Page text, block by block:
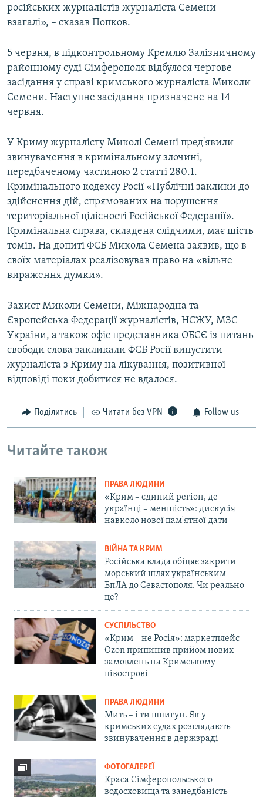
російських журналістів журналіста Семени
взагалі», – сказав Попков.
5 червня, в підконтрольному Кремлю Залізничному
районному суді Сімферополя відбулося чергове
засідання у справі кримського журналіста Миколи
Семени. Наступне засідання призначене на 14
червня.
У Криму журналісту Миколі Семені пред'явили
звинувачення в кримінальному злочині,
передбаченому частиною 2 статті 280.1.
Кримінального кодексу Росії «Публічні заклики до
здійснення дій, спрямованих на порушення
територіальної цілісності Російської Федерації».
Кримінальна справа, складена слідчими, має шість
томів. На допиті ФСБ Микола Семена заявив, що в
своїх матеріалах реалізовував право на «вільне
вираження думки».
Захист Миколи Семени, Міжнародна та
Європейська Федерації журналістів, НСЖУ, МЗС
України, а також офіс представника ОБСЄ із питань
свободи слова закликали ФСБ Росії випустити
журналіста з Криму на лікування, позитивної
відповіді поки добитися не вдалося.
Поділитись Читати без VPN Follow us
Читайте також
ПРАВА ЛЮДИНИ
«Крим – єдиний регіон, де
українці – меншість»: дискусія
навколо нової пам'ятної дати
ВІЙНА ТА КРИМ
Російська влада обіцяє закрити
морський шлях українським
БпЛА до Севастополя. Чи реально
це?
СУСПІЛЬСТВО
«Крим – не Росія»: маркетплейс
Ozon припинив прийом нових
замовлень на Кримському
півострові
ПРАВА ЛЮДИНИ
Мить – і ти шпигун. Як у
кримських судах розглядають
звинувачення в держзраді
ФОТОГАЛЕРЕЇ
Краса Сімферопольського
водосховища та занедбаність